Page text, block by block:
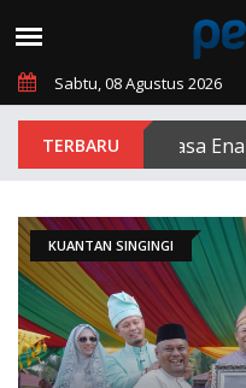
Sabtu, 08 Agustus 2026
PT Padasa Enam
KUANTAN SINGINGI